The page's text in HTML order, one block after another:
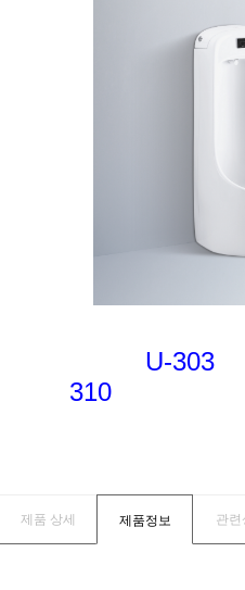
U-
310
제품 상세 제품정보 관련